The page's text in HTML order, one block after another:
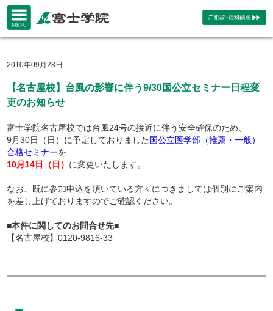
2010年09月28日
【名古屋校】台風の影響に伴う9/30国公立セミナー日程変
更のお知らせ
富士学院名古屋校では台風24号の接近に伴う安全確保のため、
9月30日（日）に予定しておりました 国公立医学部（推薦・一般）
合格セミナーを
10月14日（日） に変更いたします。
なお、既に参加申込を頂いている方々につきましては個別にご案内
を差し上げておりますのでご確認ください。
■本件に関してのお問合せ先■
【名古屋校】0120-9816-33